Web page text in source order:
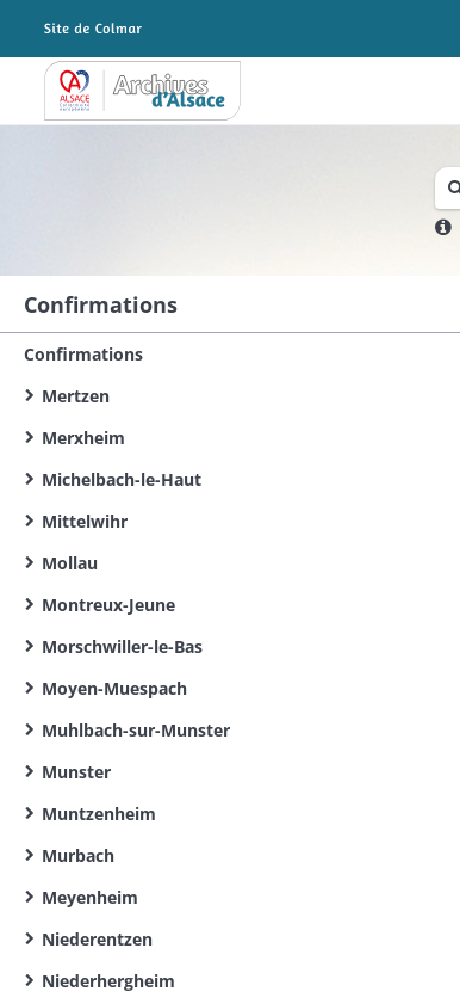
Archives Alsace - Colmar
Confirmations
Confirmations
Mertzen
Merxheim
Michelbach-le-Haut
Mittelwihr
Mollau
Montreux-Jeune
Morschwiller-le-Bas
Moyen-Muespach
Muhlbach-sur-Munster
Munster
Muntzenheim
Murbach
Meyenheim
Niederentzen
Niederhergheim